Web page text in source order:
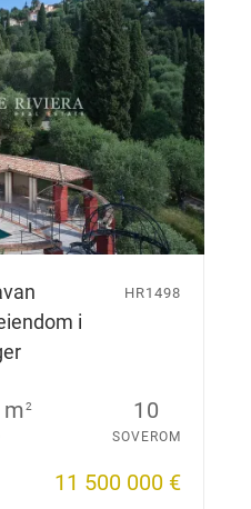
i
HR1498
2 10
SOVEROM
11 500 000 €